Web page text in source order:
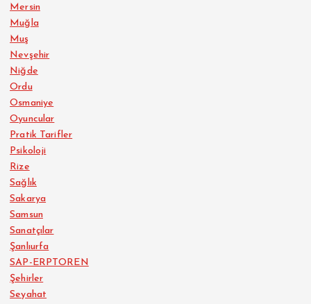
Mersin
Muğla
Muş
Nevşehir
Niğde
Ordu
Osmaniye
Oyuncular
Pratik Tarifler
Psikoloji
Rize
Sağlık
Sakarya
Samsun
Sanatçılar
Şanlıurfa
SAP-ERPTOREN
Şehirler
Seyahat